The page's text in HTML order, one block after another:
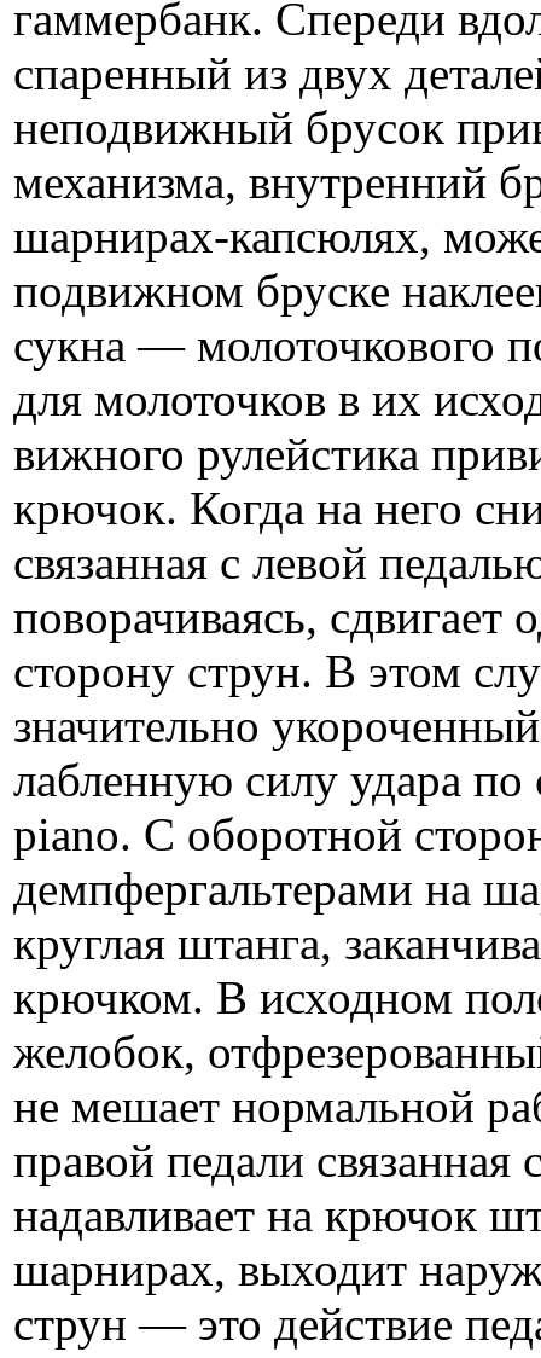
гаммербанк. Спереди
спаренный из двух
неподвижный брусок
механизма, внутренний
шарнирах-капсюлях,
подвижном бруске
сукна — молоточкового
для молоточков в их
вижного рулейстика
крючок. Когда на него
связанная с левой
поворачиваясь, сдвигает
сторону струн. В этом
значительно
лабленную силу удара
piano. С оборотной
демпфергальтерами на
круглая штанга,
крючком. В исходном
желобок,
не мешает нормальной
правой пе­дали связанная
надавливает на крючок
шарнирах, выходит
струн — это действие